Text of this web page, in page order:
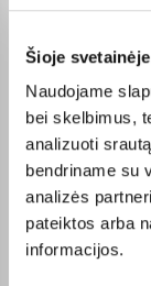
Šioje
Naudojame
bei skelbimus,
analizuoti
bendriname su
analizės
pateiktos arba
informacijos.
Gamintojas
CE sertifikatas
Kilmės šalis